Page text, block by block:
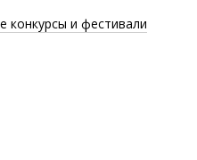
конкурсы и фестивали